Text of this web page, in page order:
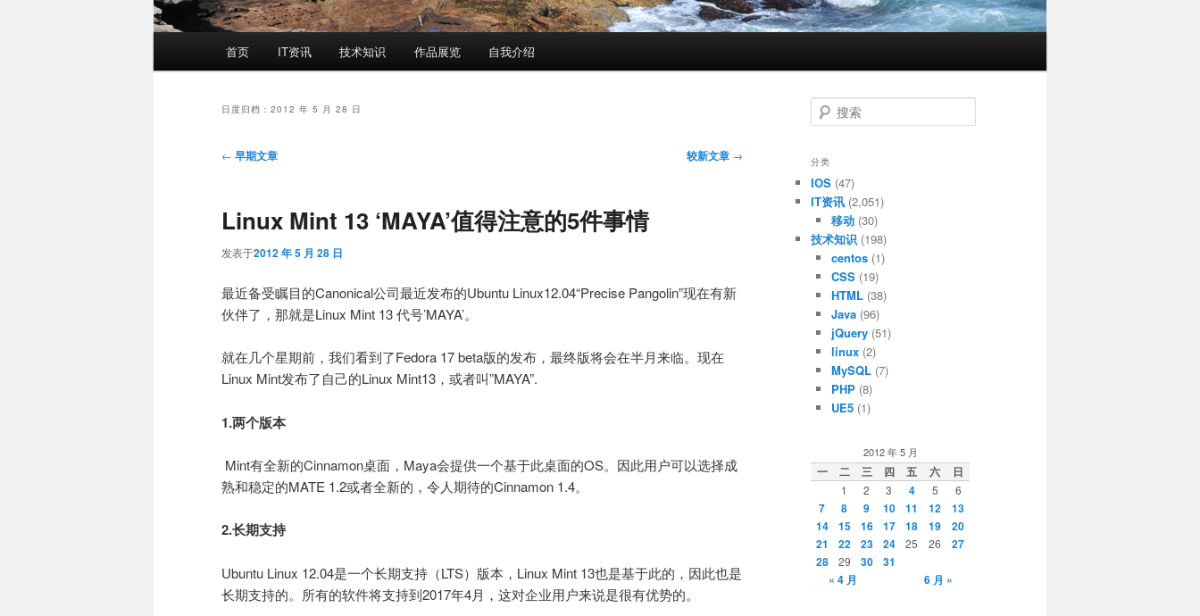
首页 IT资讯 技术知识 作品展览 自我介绍
日度归档： 2012 年 5 月 28 日
文
航
← 早期文章 较新文章 →
Linux Mint 13 ‘MAYA’值得注意的5件事情
发表于2012 年 5 月 28 日
最近备受瞩目的Canonical公司最近发布的Ubuntu Linux12.04“Precise Pangolin”现在有新
伙伴了，那就是Linux Mint 13 代号’MAYA’。
就在几个星期前，我们看到了Fedora 17 beta版的发布，最终版将会在半月来临。现在
Linux Mint发布了自己的Linux Mint13，或者叫”MAYA”.
1.两个版本
Mint有全新的Cinnamon桌面，Maya会提供一个基于此桌面的OS。因此用户可以选择成
熟和稳定的MATE 1.2或者全新的，令人期待的Cinnamon 1.4。
2.长期支持
Ubuntu Linux 12.04是一个长期支持（LTS）版本，Linux Mint 13也是基于此的，因此也是
长期支持的。所有的软件将支持到2017年4月，这对企业用户来说是很有优势的。
搜
索
分类
IOS (47)
IT资讯 (2,051)
移动(30)
技术知识 (198)
centos(1)
CSS(19)
HTML(38)
Java(96)
jQuery(51)
linux(2)
MySQL(7)
PHP(8)
UE5(1)
2012 年 5 月
一 二 三 四 五 六 日
1 2 3 4 5 6
7 8 9 10 11 12
13
14
15 16 17 18 19
20
21
22 23 24 25 26
27
28
29 30
31
« 4 月
6 月 »